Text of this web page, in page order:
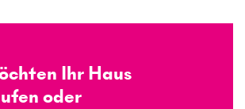
Ihr Haus
oder